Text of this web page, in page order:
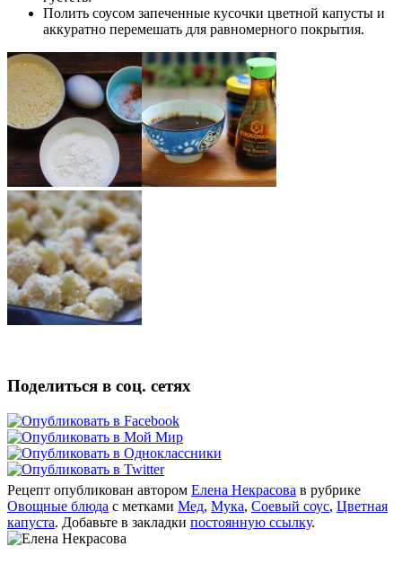
Полить соусом запеченные кусочки цветной капусты и
аккуратно перемешать для равномерного покрытия.
Поделиться в соц. сетях
Рецепт опубликован автором Елена Некрасова в рубрике
Овощные блюда с метками Мед, Мука, Соевый соус, Цветная
капуста. Добавьте в закладки постоянную ссылку.